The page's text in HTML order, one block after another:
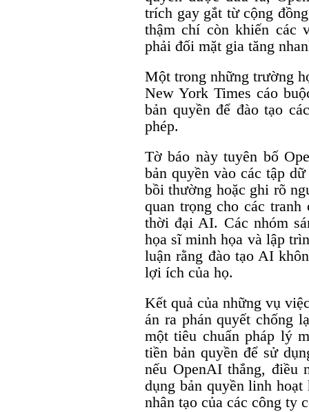
trích gay gắt từ cộng
thậm chí còn khiến các
phải đối mặt gia tăng
Một trong những trường
New York Times cáo
bản quyền để đào tạo
phép.
Tờ báo này tuyên bố
bản quyền vào các tập
bồi thường hoặc ghi rõ
quan trọng cho các
thời đại AI. Các nhóm
họa sĩ minh họa và lập
luận rằng đào tạo AI
lợi ích của họ.
Kết quả của những vụ
án ra phán quyết chống
một tiêu chuẩn pháp lý
tiền bản quyền để sử
nếu OpenAI thắng, điều
dụng bản quyền linh
nhân tạo của các công ty